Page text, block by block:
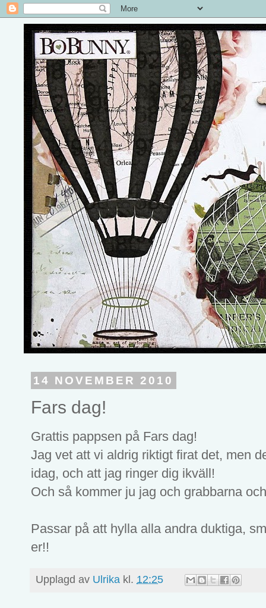
14 NOVEMBER 2010
Fars dag!
Grattis pappsen på Fars dag!
Jag vet att vi aldrig riktigt firat det, men
idag, och att jag ringer dig ikväll!
Och så kommer ju jag och grabbarna
Passar på att hylla alla andra duktiga,
er!!
Upplagd av Ulrika kl. 12:25